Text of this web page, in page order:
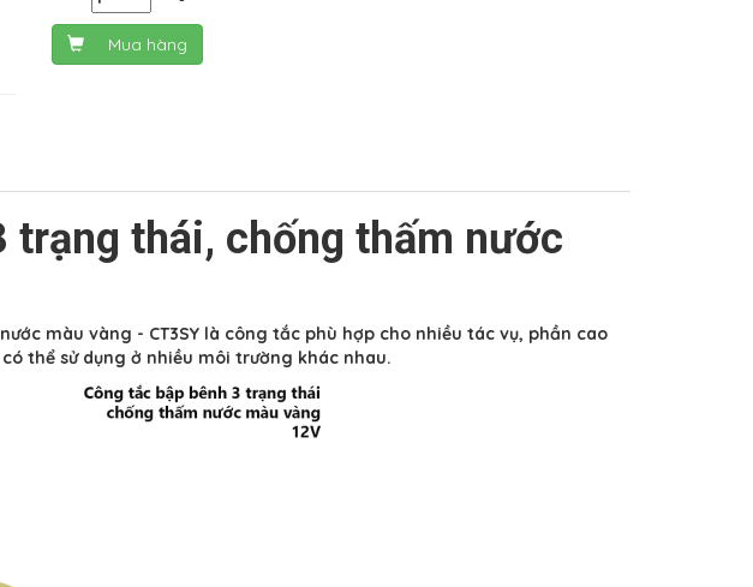
Mua hàng
trạng thái, chống thấm nước
màu vàng - CT3SY là công tắc phù hợp cho nhiều tác vụ, phần cao
thể sử dụng ở nhiều môi trường khác nhau.